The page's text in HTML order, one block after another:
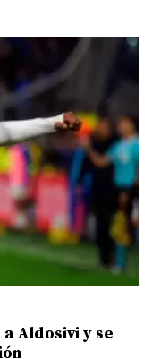
Aldosivi y se